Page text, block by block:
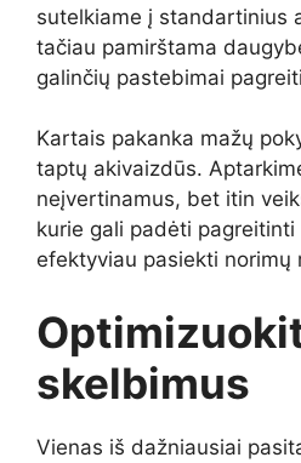
sutelkiame į standartinius
tačiau pamirštama
galinčių pastebimai
Kartais pakanka mažų
taptų akivaizdūs.
neįvertinamus, bet itin
kurie gali padėti
efektyviau pasiekti norimų
skelbimus
Vienas iš dažniausiai